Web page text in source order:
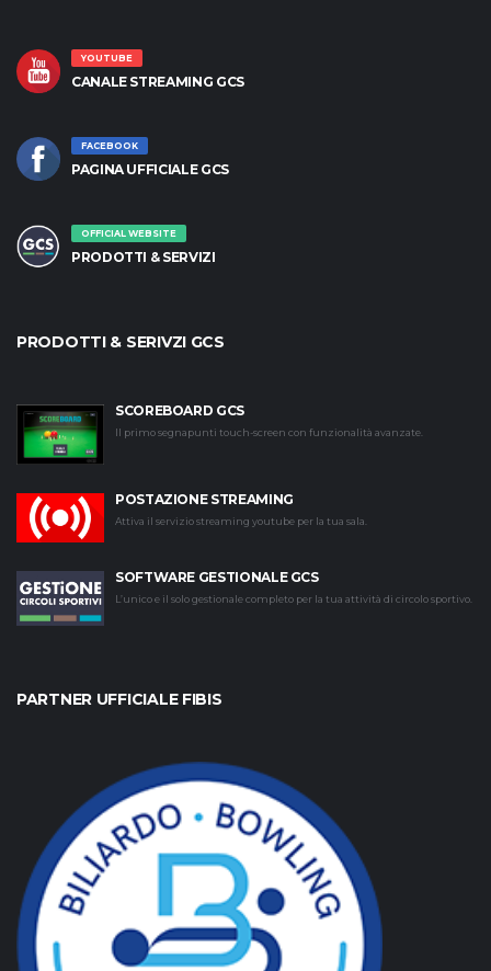
YOUTUBE
CANALE STREAMING GCS
FACEBOOK
PAGINA UFFICIALE GCS
OFFICIAL WEBSITE
PRODOTTI & SERVIZI
PRODOTTI & SERIVZI GCS
SCOREBOARD GCS
Il primo segnapunti touch-screen con funzionalità avanzate.
POSTAZIONE STREAMING
Attiva il servizio streaming youtube per la tua sala.
SOFTWARE GESTIONALE GCS
L’unico e il solo gestionale completo per la tua attività di circolo sportivo.
PARTNER UFFICIALE FIBIS